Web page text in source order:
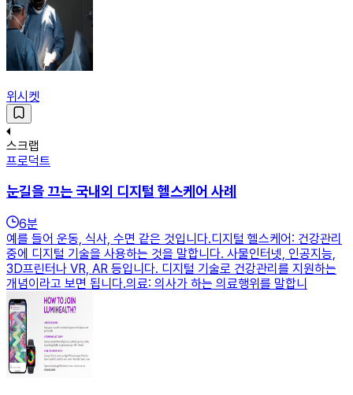
위시켓
스크랩
프로덕트
눈길을 끄는 국내외 디지털 헬스케어 사례
6분
예를 들어 운동, 식사, 수면 같은 것입니다.디지털 헬스케어: 건강관리
중에 디지털 기술을 사용하는 것을 말합니다. 사물인터넷, 인공지능,
3D프린터나 VR, AR 등입니다. 디지털 기술로 건강관리를 지원하는
개념이라고 보면 됩니다.의료: 의사가 하는 의료행위를 말합니